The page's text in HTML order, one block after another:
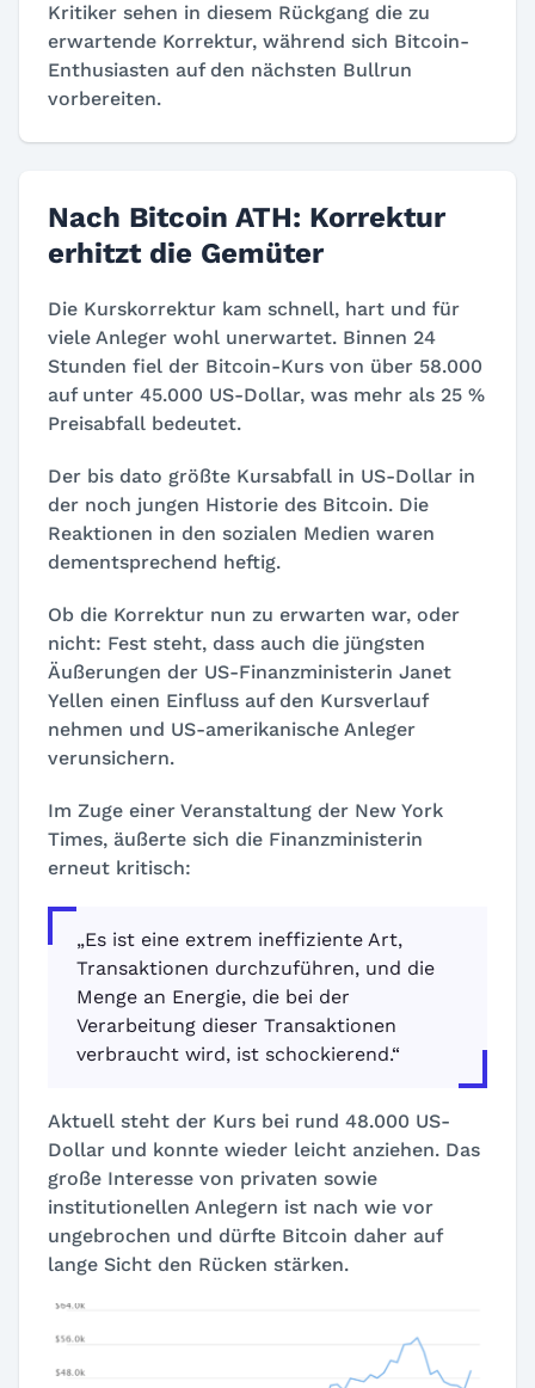
Kritiker sehen in diesem Rückgang die zu
erwartende Korrektur, während sich Bitcoin-
Enthusiasten auf den nächsten Bullrun
vorbereiten.
Nach Bitcoin ATH: Korrektur
erhitzt die Gemüter
Die Kurskorrektur kam schnell, hart und für
viele Anleger wohl unerwartet. Binnen 24
Stunden fiel der Bitcoin-Kurs von über 58.000
auf unter 45.000 US-Dollar, was mehr als 25 %
Preisabfall bedeutet.
Der bis dato größte Kursabfall in US-Dollar in
der noch jungen Historie des Bitcoin. Die
Reaktionen in den sozialen Medien waren
dementsprechend heftig.
Ob die Korrektur nun zu erwarten war, oder
nicht: Fest steht, dass auch die jüngsten
Äußerungen der US-Finanzministerin Janet
Yellen einen Einfluss auf den Kursverlauf
nehmen und US-amerikanische Anleger
verunsichern.
Im Zuge einer Veranstaltung der New York
Times, äußerte sich die Finanzministerin
erneut kritisch:
„Es ist eine extrem ineffiziente Art,
Transaktionen durchzuführen, und die
Menge an Energie, die bei der
Verarbeitung dieser Transaktionen
verbraucht wird, ist schockierend.“
Aktuell steht der Kurs bei rund 48.000 US-
Dollar und konnte wieder leicht anziehen. Das
große Interesse von privaten sowie
institutionellen Anlegern ist nach wie vor
ungebrochen und dürfte Bitcoin daher auf
lange Sicht den Rücken stärken.